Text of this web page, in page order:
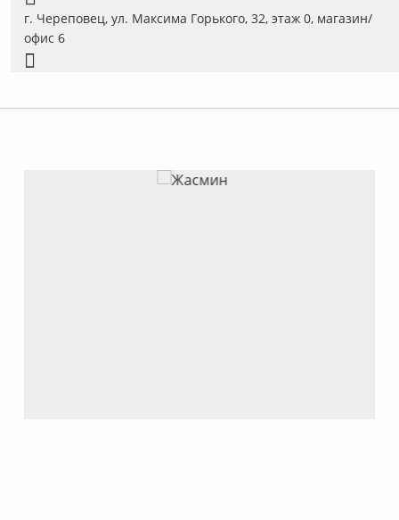
г. Череповец, ул. Максима Горького, 32, этаж 0, магазин/
офис 6